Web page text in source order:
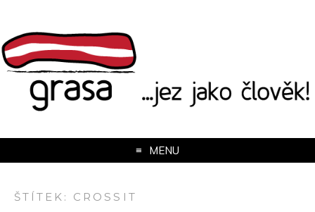
MENU
ŠTÍTEK: CROSSIT